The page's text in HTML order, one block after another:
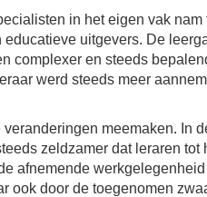
in het eigen vak nam
uitgevers. De
complexer en steeds
werd steeds meer
meemaken. In
zeldzamer dat leraren tot
afnemende
ook door de toegenomen